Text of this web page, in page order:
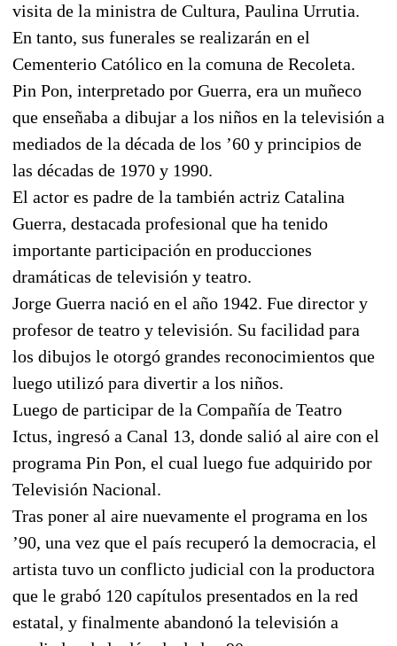
visita de la ministra de Cultura, Paulina Urrutia.
En tanto, sus funerales se realizarán en el
Cementerio Católico en la comuna de Recoleta.
Pin Pon, interpretado por Guerra, era un muñeco
que enseñaba a dibujar a los niños en la televisión a
mediados de la década de los ’60 y principios de
las décadas de 1970 y 1990.
El actor es padre de la también actriz Catalina
Guerra, destacada profesional que ha tenido
importante participación en producciones
dramáticas de televisión y teatro.
Jorge Guerra nació en el año 1942. Fue director y
profesor de teatro y televisión. Su facilidad para
los dibujos le otorgó grandes reconocimientos que
luego utilizó para divertir a los niños.
Luego de participar de la Compañía de Teatro
Ictus, ingresó a Canal 13, donde salió al aire con el
programa Pin Pon, el cual luego fue adquirido por
Televisión Nacional.
Tras poner al aire nuevamente el programa en los
’90, una vez que el país recuperó la democracia, el
artista tuvo un conflicto judicial con la productora
que le grabó 120 capítulos presentados en la red
estatal, y finalmente abandonó la televisión a